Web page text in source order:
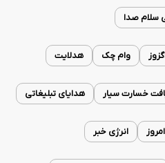
سلام صدا
وام چک هدلایت
خسارت سیار هدایای تبلیغاتی
انرژی خبر